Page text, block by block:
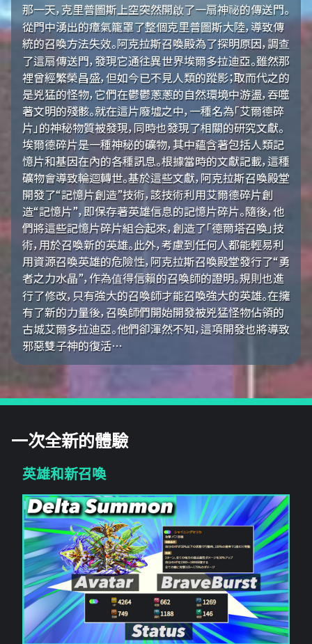
那一天，克里普圖斯上空突然開啟了一扇神祕的傳送門。
從門中湧出的瘴氣籠罩了整個克里普圖斯大陸，導致傳
統的召喚方法失效。阿克拉斯召喚殿為了探明原因，調查
了這扇傳送門，發現它通往異世界埃爾多拉迪亞。雖然那
裡曾經繁榮昌盛，但如今已不見人類的蹤影；取而代之的
是兇猛的怪物，它們在鬱鬱蔥蔥的自然環境中游盪，吞噬
著文明的殘骸。就在這片廢墟之中，一種名為「艾爾德碎
片」的神秘物質被發現，同時也發現了相關的研究文獻。
埃爾德碎片是一種神秘的礦物，其中蘊含著包括人類記
憶片和基因在內的各種訊息。根據當時的文獻記載，這種
礦物會導致輪迴轉世。基於這些文獻，阿克拉斯召喚殿堂
開發了“記憶片創造”技術，該技術利用艾爾德碎片創
造“記憶片”，即保存著英雄信息的記憶片碎片。隨後，他
們將這些記憶片碎片組合起來，創造了「德爾塔召喚」技
術，用於召喚新的英雄。此外，考慮到任何人都能輕易利
用資源召喚英雄的危險性，阿克拉斯召喚殿堂發行了“勇
者之力水晶”，作為值得信賴的召喚師的證明。規則也進
行了修改，只有強大的召喚師才能召喚強大的英雄。在擁
有了新的力量後，召喚師們開始開發被兇猛怪物佔領的
古城艾爾多拉迪亞。他們卻渾然不知，這項開發也將導致
邪惡雙子神的復活…
一次全新的體驗
英雄和新召喚